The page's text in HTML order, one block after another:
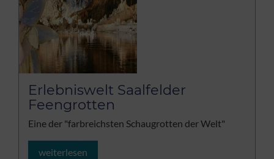
Erlebniswelt Saalfelder
Feengrotten
Eine der "farbreichsten Schaugrotten der Welt"
weiterlesen